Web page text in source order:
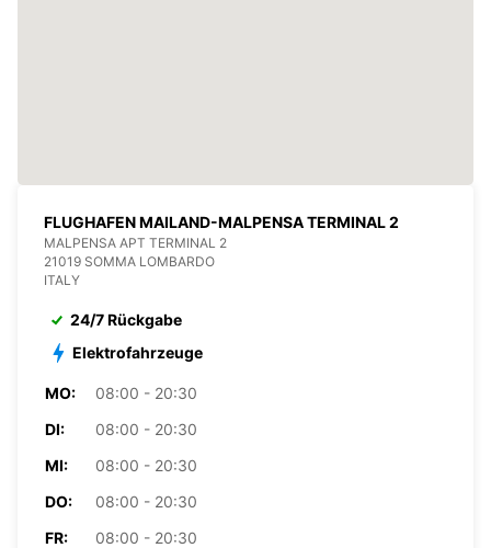
FLUGHAFEN MAILAND-MALPENSA TERMINAL 2
MALPENSA APT TERMINAL 2
21019 SOMMA LOMBARDO
ITALY
24/7 Rückgabe
Elektrofahrzeuge
MO:
08:00 - 20:30
DI:
08:00 - 20:30
MI:
08:00 - 20:30
DO:
08:00 - 20:30
FR:
08:00 - 20:30